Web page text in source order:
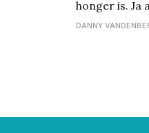
honger is. Ja
gelukkig
DANNY